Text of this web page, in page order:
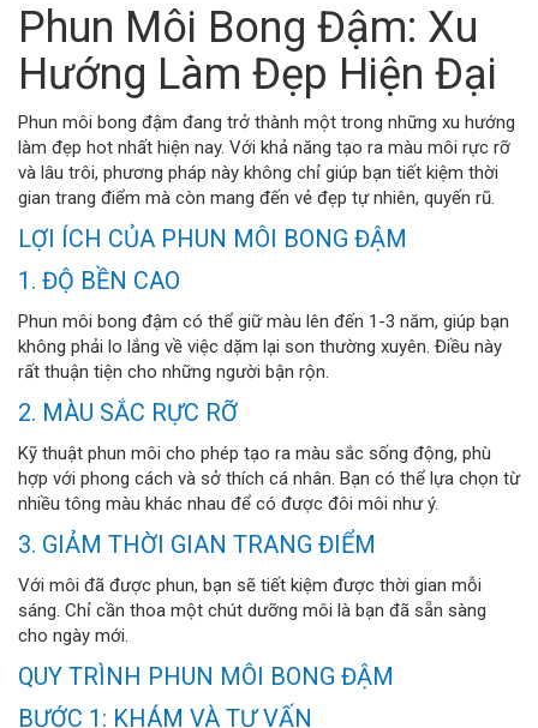
Phun Môi Bong Đậm: Xu
Hướng Làm Đẹp Hiện Đại
Phun môi bong đậm đang trở thành một trong những xu hướng
làm đẹp hot nhất hiện nay. Với khả năng tạo ra màu môi rực rỡ
và lâu trôi, phương pháp này không chỉ giúp bạn tiết kiệm thời
gian trang điểm mà còn mang đến vẻ đẹp tự nhiên, quyến rũ.
LỢI ÍCH CỦA PHUN MÔI BONG ĐẬM
1. ĐỘ BỀN CAO
Phun môi bong đậm có thể giữ màu lên đến 1-3 năm, giúp bạn
không phải lo lắng về việc dặm lại son thường xuyên. Điều này
rất thuận tiện cho những người bận rộn.
2. MÀU SẮC RỰC RỠ
Kỹ thuật phun môi cho phép tạo ra màu sắc sống động, phù
hợp với phong cách và sở thích cá nhân. Bạn có thể lựa chọn từ
nhiều tông màu khác nhau để có được đôi môi như ý.
3. GIẢM THỜI GIAN TRANG ĐIỂM
Với môi đã được phun, bạn sẽ tiết kiệm được thời gian mỗi
sáng. Chỉ cần thoa một chút dưỡng môi là bạn đã sẵn sàng
cho ngày mới.
QUY TRÌNH PHUN MÔI BONG ĐẬM
BƯỚC 1: KHÁM VÀ TƯ VẤN